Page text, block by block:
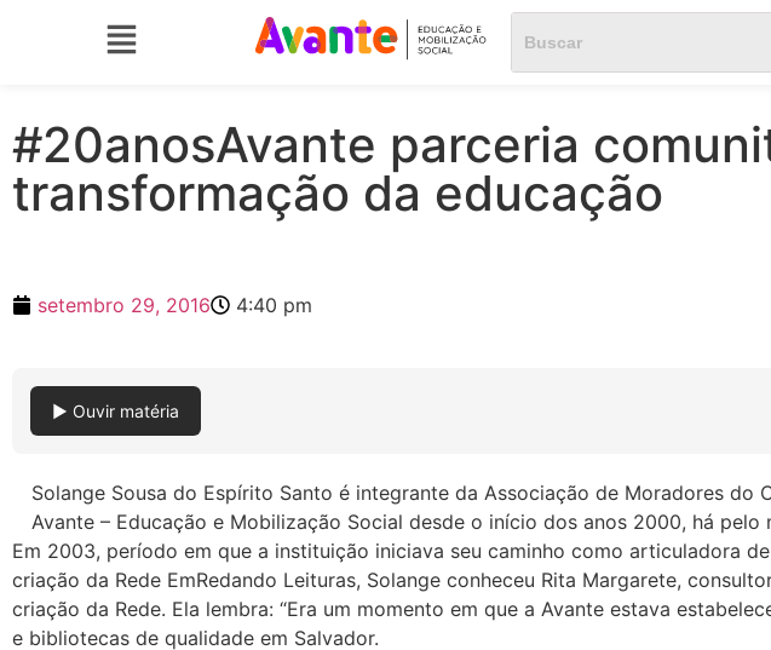
#20anosAvante parceria
transformação da educação
setembro 29, 2016 4:40 pm
▶ Ouvir matéria
Solange Sousa do Espírito Santo é integrante da Associação de Moradores do
Avante – Educação e Mobilização Social desde o início dos anos 2000, há
Em 2003, período em que a instituição iniciava seu caminho como articuladora
criação da Rede EmRedando Leituras, Solange conheceu Rita Margarete,
criação da Rede. Ela lembra: “Era um momento em que a Avante estava
e bibliotecas de qualidade em Salvador.